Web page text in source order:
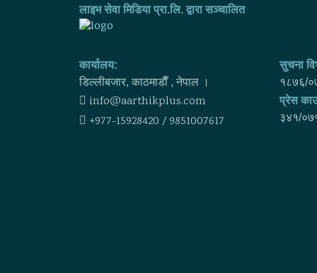
लाइभ सेवा मिडिया प्रा.लि. द्वारा सञ्चालित
कार्यालय:
डिल्लीबजार, काठमाडाैँ , नेपाल ।
info@aarthikplus.com
+977-15928420 / 9851007617
सुचना
१८७६/
प्रेस
३४१/